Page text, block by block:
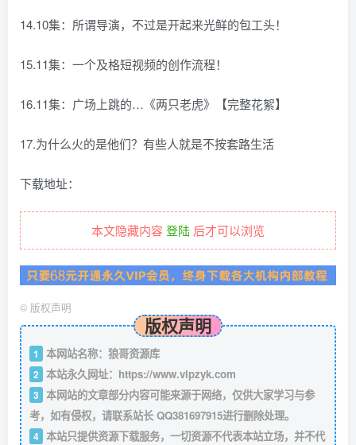
14.10集：所谓导演，不过是开起来光鲜的包工头！
15.11集：一个及格短视频的创作流程！
16.11集：广场上跳的…《两只老虎》【完整花絮】
17.为什么火的是他们？有些人就是不按套路生活
下载地址：
本文隐藏内容 登陆 后才可以浏览
© 版权声明
版权声明
1 本网站名称：狼哥资源库
2 本站永久网址： https://www.vipzyk.com
3 本网站的文章部分内容可能来源于网络，仅供大家学习与参
考，如有侵权，请联系站长 QQ381697915进行删除处理。
4 本站只提供资源下载服务，一切资源不代表本站立场，并不代